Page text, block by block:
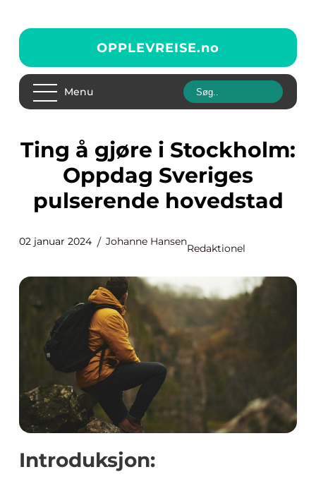
OPPLEVREISE.no
Menu
Ting å gjøre i Stockholm:
Oppdag Sveriges
pulserende hovedstad
02 januar 2024 Johanne Hansen
Redaktionel
Introduksjon: